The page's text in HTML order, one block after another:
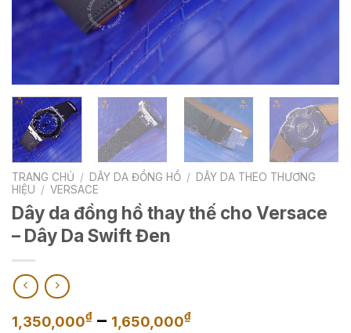
TRANG CHỦ / DÂY DA ĐỒNG HỒ / DÂY DA THEO THƯƠNG
HIỆU / VERSACE
Dây da đồng hồ thay thế cho Versace
– Dây Da Swift Đen
1,350,000₫ – 1,650,000₫Khoảng